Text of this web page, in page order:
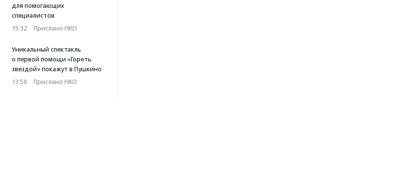
для помогающих
специалистов
15:32 · Прислано НКО
Уникальный спектакль
о первой помощи «Гореть
звездой» покажут в Пушкино
13:58 · Прислано НКО